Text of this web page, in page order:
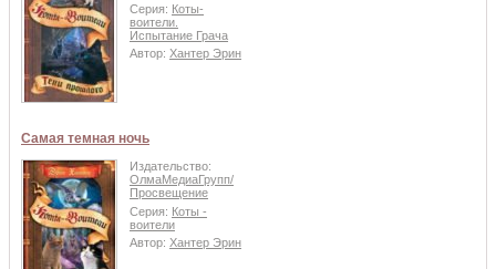
Серия: Коты-
воители.
Испытание Грача
Автор: Хантер Эрин
Самая темная ночь
Издательство:
ОлмаМедиаГрупп/
Просвещение
Серия: Коты -
воители
Автор: Хантер Эрин